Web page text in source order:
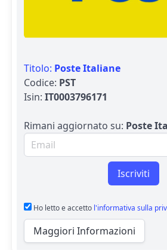
Titolo: Poste Italiane
Codice: PST
Isin: IT0003796171
Rimani aggiornato su: Poste
Email per newsletter
Iscriviti
Ho letto e accetto l'informativa sulla
Maggiori Informazioni